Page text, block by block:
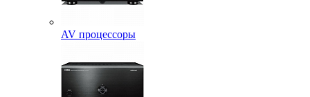
AV процессоры